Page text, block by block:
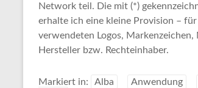
Network teil. Die mit (*)
erhalte ich eine kleine Provision –
verwendeten Logos,
Hersteller bzw. Rechteinhaber.
Markiert in: Alba Anwendung